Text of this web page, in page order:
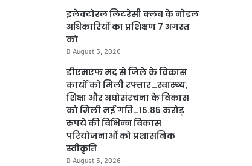
इलेक्टोरल लिटरेसी क्लब के नोडल
अधिकारियों का प्रशिक्षण 7 अगस्त
को
August 5, 2026
डीएमएफ मद से जिले के विकास
कार्यों को मिली रफ्तार…स्वास्थ्य,
शिक्षा और अधोसंरचना के विकास
को मिली नई गति…15.85 करोड़
रुपये की विभिन्न विकास
परियोजनाओं को प्रशासनिक
स्वीकृति
August 5, 2026